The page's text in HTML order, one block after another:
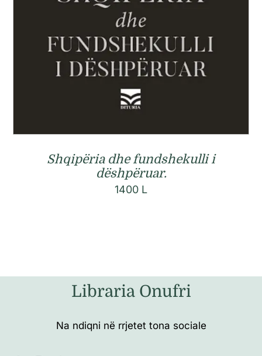
Shqipëria dhe fundshekulli i
dëshpëruar.
1400 L
Libraria Onufri
Na ndiqni në rrjetet tona sociale